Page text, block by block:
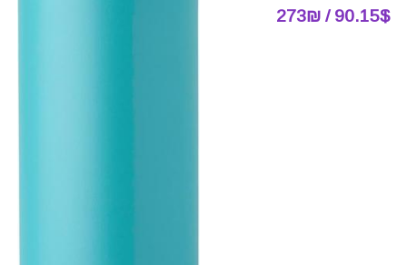
90.15$ / 273₪